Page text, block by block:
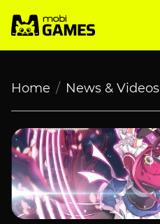
Home News & Videos